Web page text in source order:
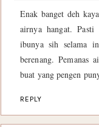
Enak banget deh
airnya hangat. Pasti
ibunya sih selama
berenang. Pemanas
buat yang pengen
REPLY